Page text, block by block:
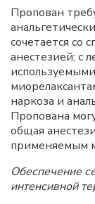
Пропован
сочетается со
анестезией; с
наркоза и
Пропована
общая
применяемым
Обеспечение
интенсивной